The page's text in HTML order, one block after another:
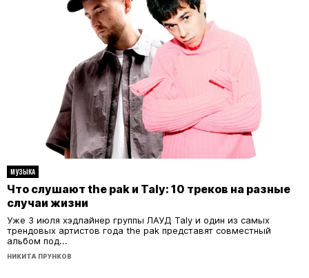
МУЗЫКА
Что слушают the pak и Taly: 10 треков на разные
случаи жизни
НИКИТА ПРУНКОВ
Уже 3 июля хэдлайнер группы ЛАУД Taly и один из самых
трендовых артистов года the pak представят совместный
альбом под...